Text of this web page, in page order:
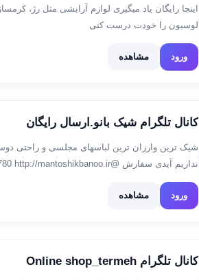
اینجا رایگان یاد میگیری لوازم آرایشی مثل رژ،
لوسیون را خودت درست کنی
ورود مشاهده
کانال تلگرام شیک بانو.ارسال رایگان
شیک ترین وارزان ترین لباسهای مجلسی و راحتی
09359528647
ورود
مشاهده
کانال تلگرام Online shop_termeh